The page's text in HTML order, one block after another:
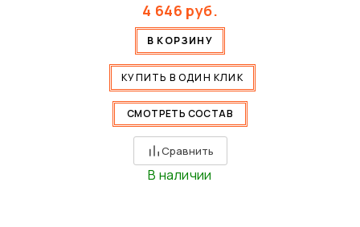
4 646 руб.
В КОРЗИНУ
КУПИТЬ В ОДИН КЛИК
СМОТРЕТЬ СОСТАВ
Сравнить
В наличии